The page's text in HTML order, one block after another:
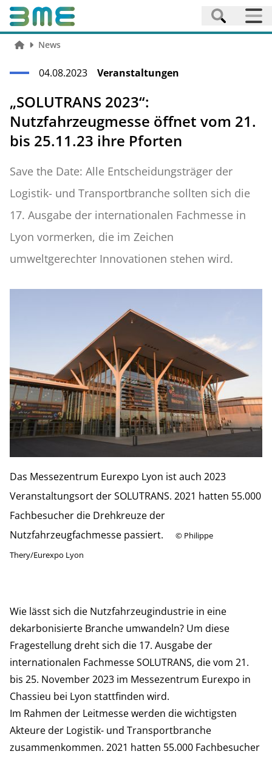
News
04.08.2023 Veranstaltungen
„SOLUTRANS 2023“:
Nutzfahrzeugmesse öffnet vom 21.
bis 25.11.23 ihre Pforten
Save the Date: Alle Entscheidungsträger der
Logistik- und Transportbranche sollten sich die
17. Ausgabe der internationalen Fachmesse in
Lyon vormerken, die im Zeichen
umweltgerechter Innovationen stehen wird.
Das Messezentrum Eurexpo Lyon ist auch 2023
Veranstaltungsort der SOLUTRANS. 2021 hatten 55.000
Fachbesucher die Drehkreuze der
Nutzfahrzeugfachmesse passiert.
© Philippe
Thery/Eurexpo Lyon
Wie lässt sich die Nutzfahrzeugindustrie in eine
dekarbonisierte Branche umwandeln? Um diese
Fragestellung dreht sich die 17. Ausgabe der
internationalen Fachmesse SOLUTRANS, die vom 21.
bis 25. November 2023 im Messezentrum Eurexpo in
Chassieu bei Lyon stattfinden wird.
Im Rahmen der Leitmesse werden die wichtigsten
Akteure der Logistik- und Transportbranche
zusammenkommen. 2021 hatten 55.000 Fachbesucher